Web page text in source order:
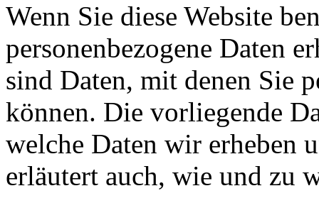
Wenn Sie diese Website
personenbezogene Daten
sind Daten, mit denen Sie
können. Die vorliegende
welche Daten wir erheben
erläutert auch, wie und zu